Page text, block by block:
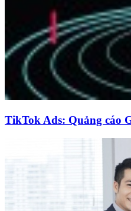
TikTok Ads: Quảng cáo